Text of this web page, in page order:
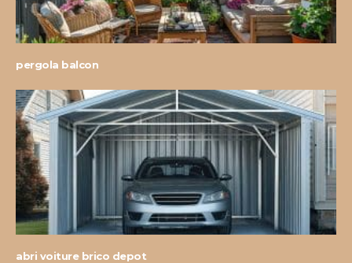
pergola balcon
abri voiture brico depot